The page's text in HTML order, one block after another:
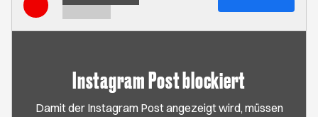
Instagram Post blockiert
Damit der Instagram Post angezeigt wird, müssen